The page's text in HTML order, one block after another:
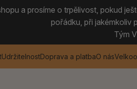
a prosíme o trpělivost, pokud
pořádku, při jakémkoliv
Tým
UdržitelnostDoprava a platbaO nás